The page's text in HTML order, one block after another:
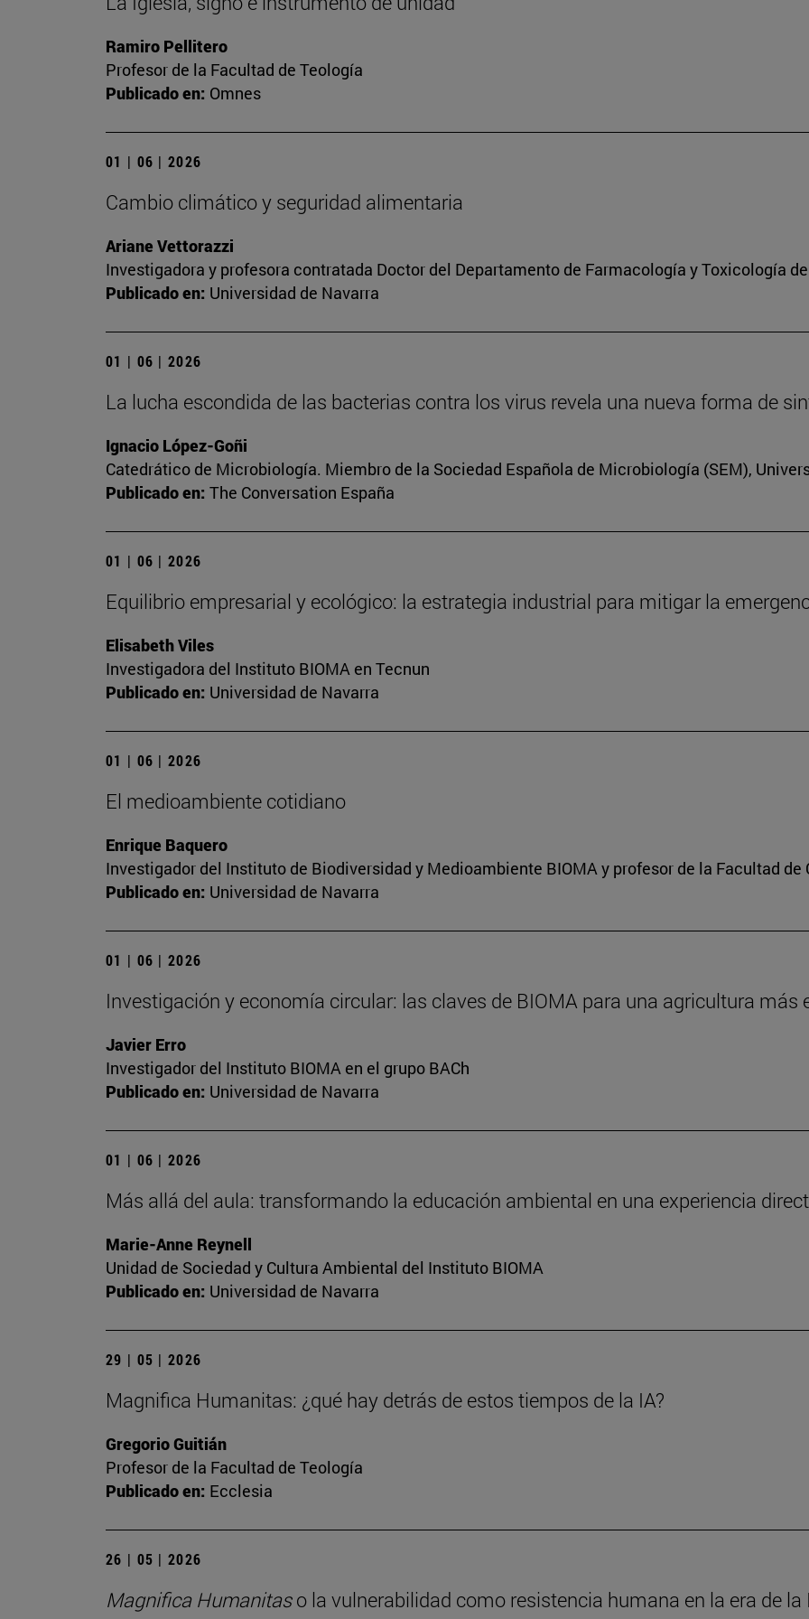
Ramiro Pellitero
Profesor de la Facultad de Teología
Publicado en: Omnes
01 | 06 | 2026
Cambio climático y seguridad alimentaria
Ariane Vettorazzi
Investigadora y profesora contratada Doctor del Departamento de Farmacología y Toxicología
Publicado en: Universidad de Navarra
01 | 06 | 2026
La lucha escondida de las bacterias contra los virus revela una nueva forma de
Ignacio López-Goñi
Catedrático de Microbiología. Miembro de la Sociedad Española de Microbiología (SEM),
Publicado en: The Conversation España
01 | 06 | 2026
Equilibrio empresarial y ecológico: la estrategia industrial para mitigar la
Elisabeth Viles
Investigadora del Instituto BIOMA en Tecnun
Publicado en: Universidad de Navarra
01 | 06 | 2026
El medioambiente cotidiano
Enrique Baquero
Investigador del Instituto de Biodiversidad y Medioambiente BIOMA y profesor de la Facultad
Publicado en: Universidad de Navarra
01 | 06 | 2026
Investigación y economía circular: las claves de BIOMA para una agricultura más
Javier Erro
Investigador del Instituto BIOMA en el grupo BACh
Publicado en: Universidad de Navarra
01 | 06 | 2026
Más allá del aula: transformando la educación ambiental en una experiencia
Marie-Anne Reynell
Unidad de Sociedad y Cultura Ambiental del Instituto BIOMA
Publicado en: Universidad de Navarra
29 | 05 | 2026
Magnifica Humanitas: ¿qué hay detrás de estos tiempos de la IA?
Gregorio Guitián
Profesor de la Facultad de Teología
Publicado en: Ecclesia
26 | 05 | 2026
Magnifica Humanitaso la vulnerabilidad como resistencia humana en la era de la